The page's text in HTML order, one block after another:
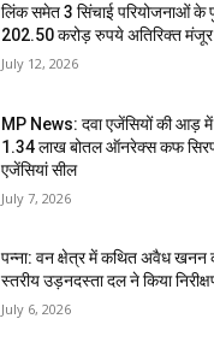
लिंक समेत 3 सिंचाई परियोजनाओं के
202.50 करोड़ रुपये अतिरिक्त मंजूर
July 12, 2026
MP News: दवा एजेंसियों की आड़ में
1.34 लाख बोतल ऑनरेक्स कफ सिरप
एजेंसियां सील
July 7, 2026
पन्ना: वन क्षेत्र में कथित अवैध खनन
स्तरीय उड़नदस्ता दल ने किया
July 6, 2026